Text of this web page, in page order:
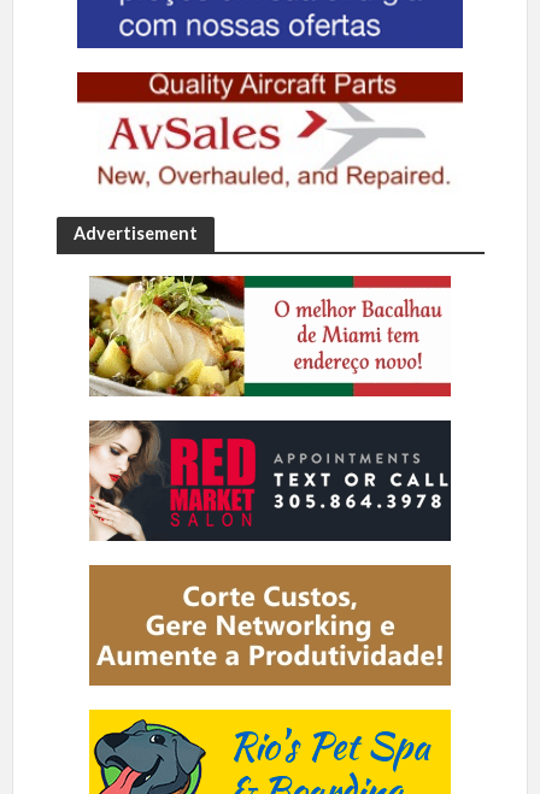
Advertisement